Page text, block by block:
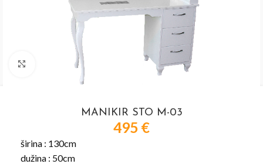
Kliknite za uvećanje
MANIKIR STO M-03
495 €
širina : 130cm
dužina : 50cm